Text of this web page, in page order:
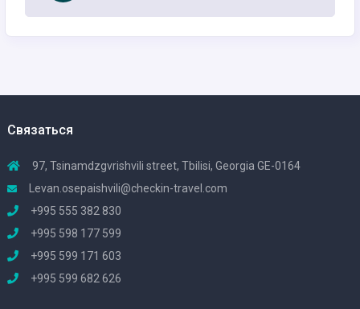
Связаться
97, Tsinamdzgvrishvili street, Tbilisi, Georgia GE-0164
Levan.osepaishvili@checkin-travel.com
+995 555 382 830
+995 598 177 599
+995 599 171 603
+995 599 682 626